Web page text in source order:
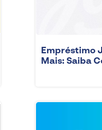
Empréstimo
Mais: Saiba